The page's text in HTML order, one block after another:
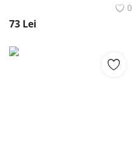
0
73 Lei